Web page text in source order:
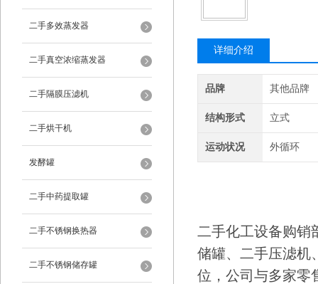
二手多效蒸发器
二手真空浓缩蒸发器
二手隔膜压滤机
二手烘干机
发酵罐
二手中药提取罐
二手不锈钢换热器
二手不锈钢储存罐
详细介绍
品牌 其他品牌
结构形式 立式
运动状况 外循环
二手化工设备购销
储罐、二手压滤机
位，公司与多家零